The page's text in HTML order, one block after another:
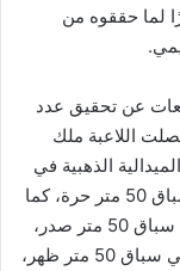
لما حققوه من
عن تحقيق عدد
اللاعبة ملك
الذهبية في
سباق 50 متر فراشة، والميدالية الفضية في سباق 50 متر حرة، كما
فازت اللاعبة ليان شادي بالميدالية الفضية في سباق 50 متر صدر،
واللاعب زياد عبد العظيم بالميدالية البرونزية في سباق 50 متر ظهر،